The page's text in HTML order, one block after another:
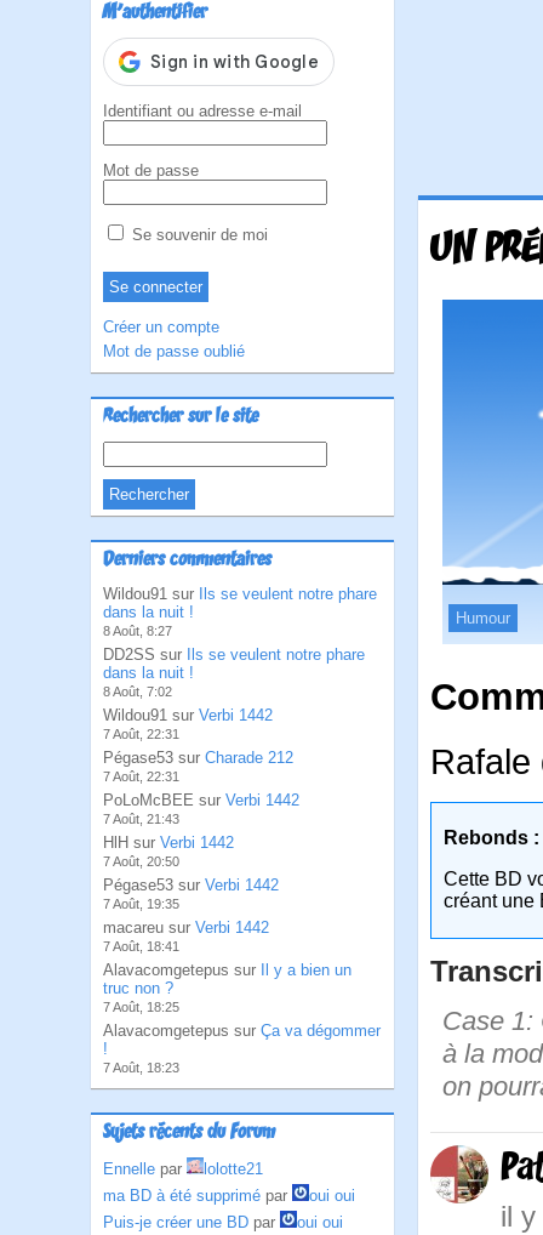
M'authentifier
Identifiant ou adresse e-mail
Mot de passe
Se souvenir de moi
Créer un compte
Mot de passe oublié
Rechercher sur le site
Derniers commentaires
Wildou91 sur
Ils se veulent notre phare
dans la nuit !
8 Août, 8:27
DD2SS sur
Ils se veulent notre phare
dans la nuit !
8 Août, 7:02
Wildou91 sur Verbi 1442
7 Août, 22:31
Pégase53 sur Charade 212
7 Août, 22:31
PoLoMcBEE sur Verbi 1442
7 Août, 21:43
HlH sur Verbi 1442
7 Août, 20:50
Pégase53 sur Verbi 1442
7 Août, 19:35
macareu sur Verbi 1442
7 Août, 18:41
Alavacomgetepus sur
Il y a bien un
truc non ?
7 Août, 18:25
Alavacomgetepus sur Ça va dégommer
!
7 Août, 18:23
Sujets récents du Forum
Ennelle par
lolotte21
ma BD à été supprimé par
oui oui
Puis-je créer une BD par
oui oui
UN
Humour
Rafale
Rebonds :
Cette BD
créant une
Case 1:
à la
on
il y